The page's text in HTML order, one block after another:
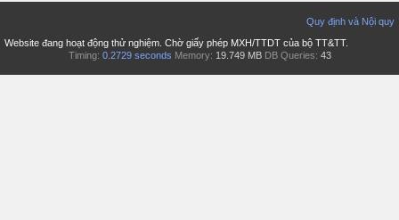
Quy định và Nội quy
Website đang hoạt động thử nghiệm. Chờ giấy phép MXH/TTDT của bộ TT&TT.
Timing: 0.2729 seconds Memory: 19.749 MB DB Queries: 43